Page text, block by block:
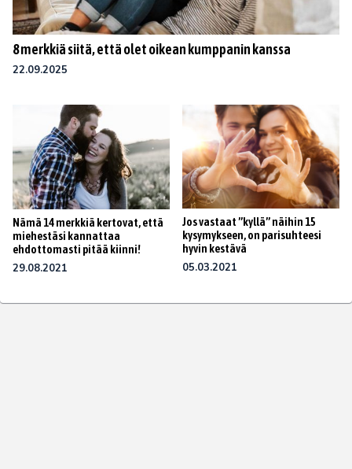
8 merkkiä siitä, että olet oikean kumppanin kanssa
22.09.2025
Nämä 14 merkkiä kertovat, että
miehestäsi kannattaa
ehdottomasti pitää kiinni!
29.08.2021
Jos vastaat ”kyllä” näihin 15
kysymykseen, on parisuhteesi
hyvin kestävä
05.03.2021